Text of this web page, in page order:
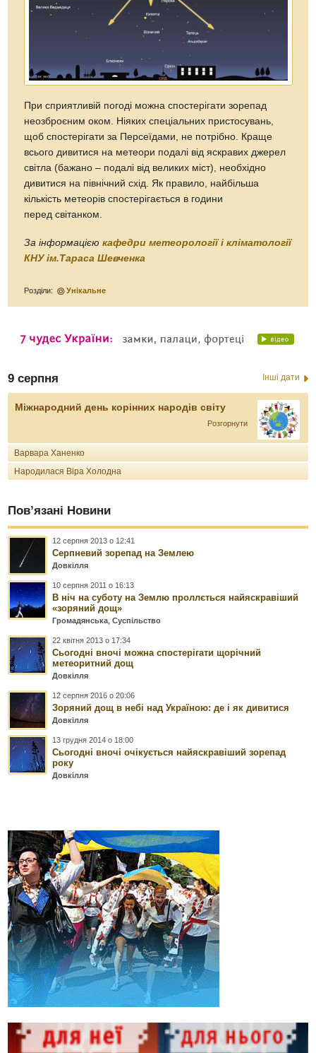
При сприятливій погоді можна спостерігати зорепад
неозброєним оком. Ніяких спеціальних пристосувань,
щоб спостерігати за Персеїдами, не потрібно. Краще
всього дивитися на метеори подалі від яскравих джерел
світла (бажано – подалі від великих міст), необхідно
дивитися на північний схід. Як правило, найбільша
кількість метеорів спостерігається в години
перед світанком.
За інформацієюкафедри метеорології і кліматології
КНУ ім.Тараса Шевченка
Розділи: Унікальне
9 серпня Інші дати
Міжнародний день корінних народів світу
Розгорнути
Варвара Ханенко
Народилася Віра Холодна
Пов’язані Новини
12 серпня 2013 о 12:41
Серпневий зорепад на Землею
Довкілля
10 серпня 2011 о 16:13
В ніч на суботу на Землю проллється найяскравіший
«зоряний дощ»
Громадянська,Суспільство
22 квітня 2013 о 17:34
Сьогодні вночі можна спостерігати щорічний
метеоритний дощ
Довкілля
12 серпня 2016 о 20:06
Зоряний дощ в небі над Україною: де і як дивитися
Довкілля
13 грудня 2014 о 18:00
Сьогодні вночі очікується найяскравіший зорепад
року
Довкілля